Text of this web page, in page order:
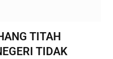
TITAH
TIDAK